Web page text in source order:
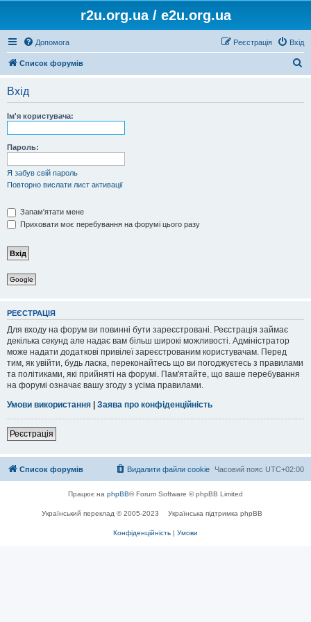
r2u.org.ua / e2u.org.ua
Допомога Вхід
Реєстрація
Список форумів
Вхід
Ім'я користувача:
Пароль:
Я забув свій пароль
Повторно вислати лист активації
Запам'ятати мене
Приховати моє перебування на форумі цього разу
Google
РЕЄСТРАЦІЯ
Для входу на форум ви повинні бути зареєстровані. Реєстрація займає
декілька секунд але надає вам більш широкі можливості. Адміністратор
може надати додаткові привілеї зареєстрованим користувачам. Перед
тим, як увійти, будь ласка, переконайтесь що ви погоджуєтесь з правилами
та політиками, які прийняті на форумі. Пам'ятайте, що ваше перебування
на форумі означає вашу згоду з усіма правилами.
Умови використання | Заява про конфіденційність
Реєстрація
Список форумів Часовий пояс UTC+02:00
Видалити файли cookie
Працює на phpBB® Forum Software © phpBB Limited
Український переклад © 2005-2023 Українська підтримка phpBB
Конфіденційність | Умови